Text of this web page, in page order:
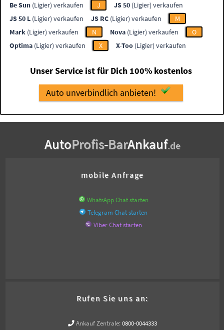
Be Sun (Ligier) verkaufen J JS 50 (Ligier) verkaufen
JS 50 L (Ligier) verkaufen JS RC (Ligier) verkaufen
M
Mark (Ligier) verkaufen N Nova (Ligier) verkaufen
O
Optima (Ligier) verkaufen X X-Too (Ligier) verkaufen
Unser Service ist für Dich 100% kostenlos
Auto unverbindlich anbieten!
AutoProfis-BarAnkauf.de
mobile Anfrage
WhatsApp Chat starten
Telegram Chat starten
Viber Chat starten
Rufen Sie uns an:
Ankauf Zentrale: 0800-0044333